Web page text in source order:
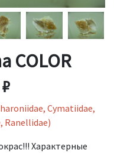
COLOR
Cymatiidae,
Ranellidae)
Характерные